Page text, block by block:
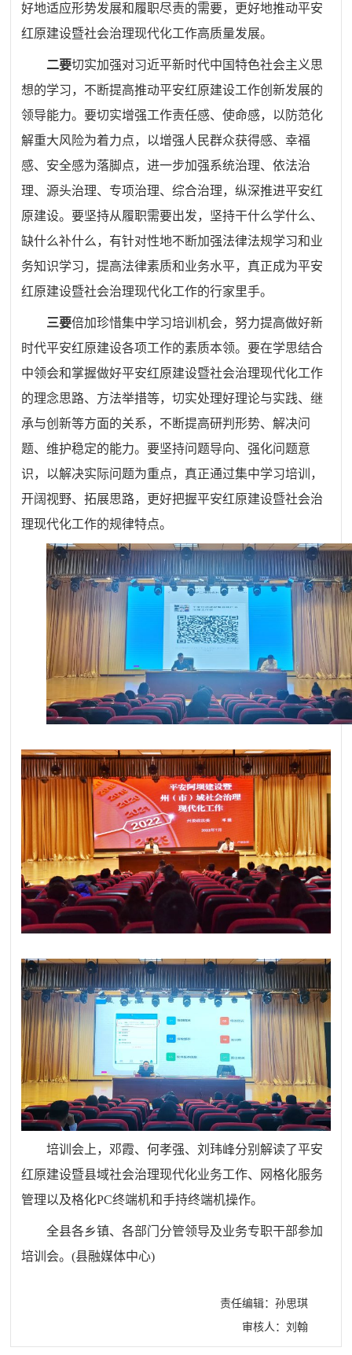
好地适应形势发展和履职尽责的需要，更好地推动平安
红原建设暨社会治理现代化工作高质量发展。
二要切实加强对习近平新时代中国特色社会主义思
想的学习，不断提高推动平安红原建设工作创新发展的
领导能力。要切实增强工作责任感、使命感，以防范化
解重大风险为着力点，以增强人民群众获得感、幸福
感、安全感为落脚点，进一步加强系统治理、依法治
理、源头治理、专项治理、综合治理，纵深推进平安红
原建设。要坚持从履职需要出发，坚持干什么学什么、
缺什么补什么，有针对性地不断加强法律法规学习和业
务知识学习，提高法律素质和业务水平，真正成为平安
红原建设暨社会治理现代化工作的行家里手。
三要倍加珍惜集中学习培训机会，努力提高做好新
时代平安红原建设各项工作的素质本领。要在学思结合
中领会和掌握做好平安红原建设暨社会治理现代化工作
的理念思路、方法举措等，切实处理好理论与实践、继
承与创新等方面的关系，不断提高研判形势、解决问
题、维护稳定的能力。要坚持问题导向、强化问题意
识，以解决实际问题为重点，真正通过集中学习培训，
开阔视野、拓展思路，更好把握平安红原建设暨社会治
理现代化工作的规律特点。
培训会上，邓霞、何孝强、刘玮峰分别解读了平安
红原建设暨县域社会治理现代化业务工作、网格化服务
管理以及格化PC终端机和手持终端机操作。
全县各乡镇、各部门分管领导及业务专职干部参加
培训会。(县融媒体中心)
责任编辑：孙思琪
审核人：刘翰